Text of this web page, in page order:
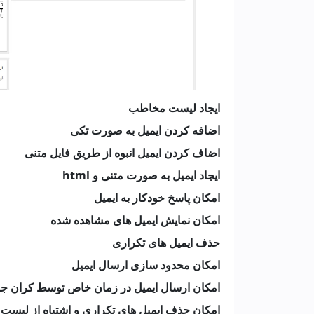
ایجاد لیست مخاطب
اضافه کردن ایمیل به صورت تکی
اضاف کردن ایمیل انبوه از طریق فایل متنی
ایجاد ایمیل به صورت متنی و html
امکان پاسخ خودکار به ایمیل
امکان نمایش ایمیل های مشاهده شده
حذف ایمیل های تکراری
امکان محدود سازی ارسال ایمیل
امکان ارسال ایمیل در زمان خاص توسط کران
امکان حذف ایمیل های تکراری و اشتباه از لیست